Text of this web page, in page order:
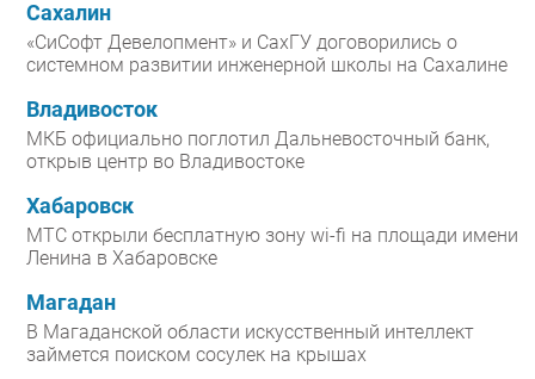
Сахалин
«СиСофт Девелопмент» и СахГУ договорились о
системном развитии инженерной школы на Сахалине
Владивосток
МКБ официально поглотил Дальневосточный банк,
открыв центр во Владивостоке
Хабаровск
МТС открыли бесплатную зону wi-fi на площади имени
Ленина в Хабаровске
Магадан
В Магаданской области искусственный интеллект
займется поиском сосулек на крышах